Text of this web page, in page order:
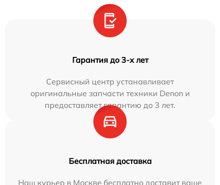
Гарантия до 3-х лет
Сервисный центр устанавливает
оригинальные запчасти техники Denon и
предоставляет гарантию до 3 лет.
Бесплатная доставка
Наш курьер в Москве бесплатно доставит ваше